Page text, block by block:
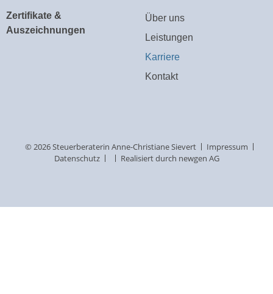
Zertifikate &
Auszeichnungen
Über uns
Leistungen
Karriere
Kontakt
© 2026 Steuerberaterin Anne-Christiane Sievert
Impressum
Datenschutz
Realisiert durch newgen AG